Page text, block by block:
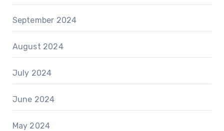
September 2024
August 2024
July 2024
June 2024
May 2024